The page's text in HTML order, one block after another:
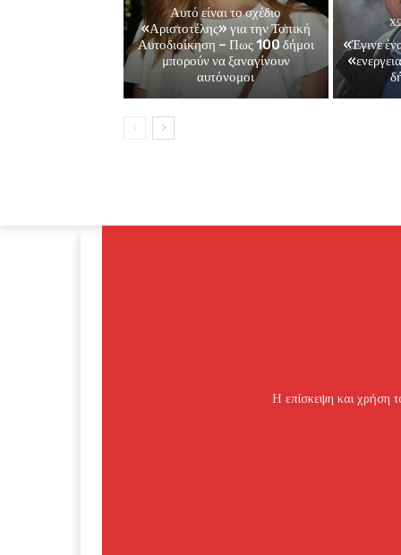
Αυτό είναι το σχέδιο
«Αριστοτέλης» για την Τοπική
Αυτοδιοίκηση – Πως 100 δήμοι
μπορούν να ξαναγίνουν
αυτόνομοι
«Έγινε
Η επίσκεψη και χρήση